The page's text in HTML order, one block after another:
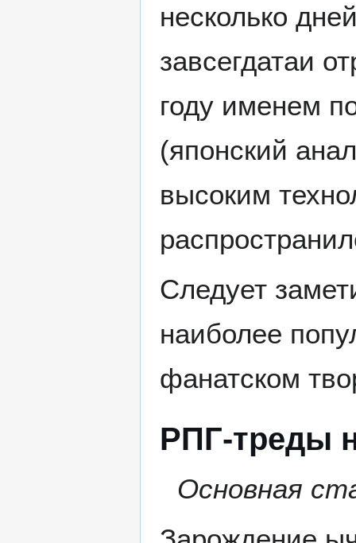
несколько
завсегдатаи
году именем
(японский
высоким
Следует
наиболее
фанатском
РПГ-треды
Основная